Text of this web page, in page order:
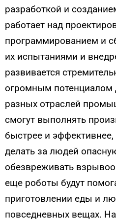
разработкой и
работает над
программированием и
их испытаниями и
развивается
огромным потенциалом
разных отраслей
смогут выполнять
быстрее и
делать за людей
обезвреживать
еще роботы будут
приготовлении еды и
повседневных вещах.